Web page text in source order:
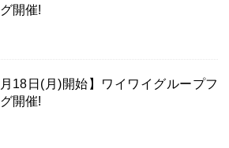
開催!
月18日(月)開始】ワイワイグループフ
開催!